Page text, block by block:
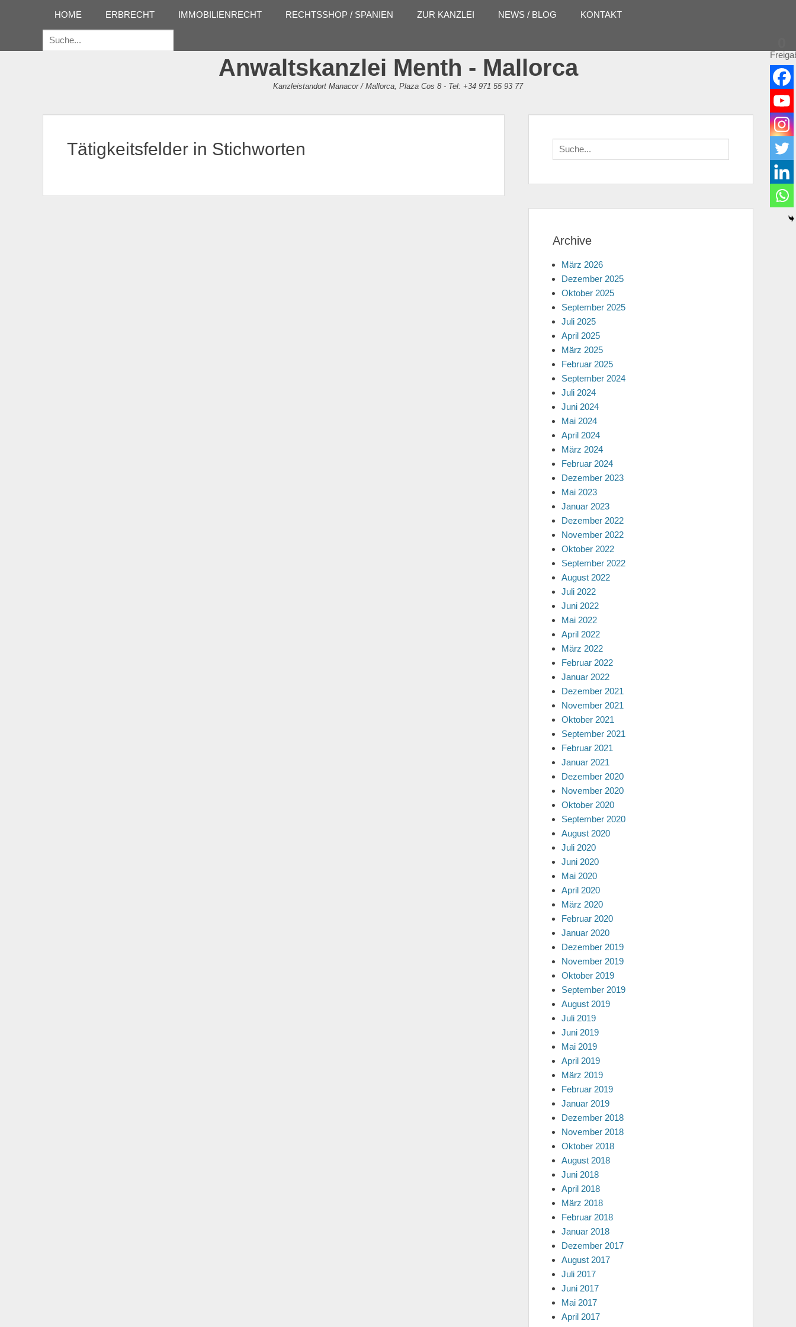
Erstes Menü
Inhalt:
HOME ERBRECHT IMMOBILIENRECHT RECHTSSHOP / SPANIEN ZUR KANZLEI NEWS / BLOG KONTAKT
Suche
Anwaltskanzlei Menth - Mallorca
Kanzleistandort Manacor / Mallorca, Plaza Cos 8 - Tel: +34 971 55 93 77
Tätigkeitsfelder in Stichworten
Suche
für:
Archive
März 2026
Dezember 2025
Oktober 2025
September 2025
Juli 2025
April 2025
März 2025
Februar 2025
September 2024
Juli 2024
Juni 2024
Mai 2024
April 2024
März 2024
Februar 2024
Dezember 2023
Mai 2023
Januar 2023
Dezember 2022
November 2022
Oktober 2022
September 2022
August 2022
Juli 2022
Juni 2022
Mai 2022
April 2022
März 2022
Februar 2022
Januar 2022
Dezember 2021
November 2021
Oktober 2021
September 2021
Februar 2021
Januar 2021
Dezember 2020
November 2020
Oktober 2020
September 2020
August 2020
Juli 2020
Juni 2020
Mai 2020
April 2020
März 2020
Februar 2020
Januar 2020
Dezember 2019
November 2019
Oktober 2019
September 2019
August 2019
Juli 2019
Juni 2019
Mai 2019
April 2019
März 2019
Februar 2019
Januar 2019
Dezember 2018
November 2018
Oktober 2018
August 2018
Juni 2018
April 2018
März 2018
Februar 2018
Januar 2018
Dezember 2017
August 2017
Juli 2017
Juni 2017
Mai 2017
April 2017